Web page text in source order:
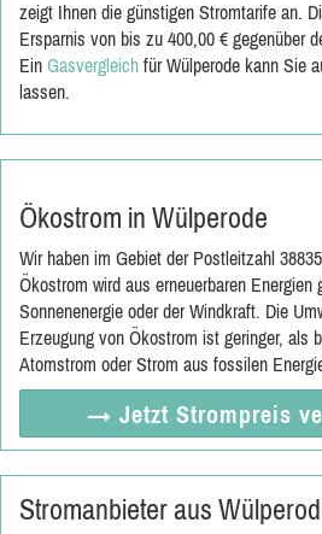
zeigt Ihnen die günstigen Stromtarife an.
Ersparnis von bis zu 400,00 € gegenüber
Ein Gasvergleich für Wülperode kann Sie
lassen.
Ökostrom in Wülperode
Wir haben im Gebiet der Postleitzahl
Ökostrom wird aus erneuerbaren Energien
Sonnenenergie oder der Windkraft. Die
Erzeugung von Ökostrom ist geringer, als
Atomstrom oder Strom aus fossilen
→ Jetzt Strompreis
Stromanbieter aus